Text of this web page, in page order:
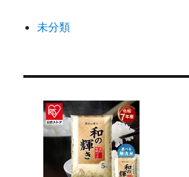
未分類